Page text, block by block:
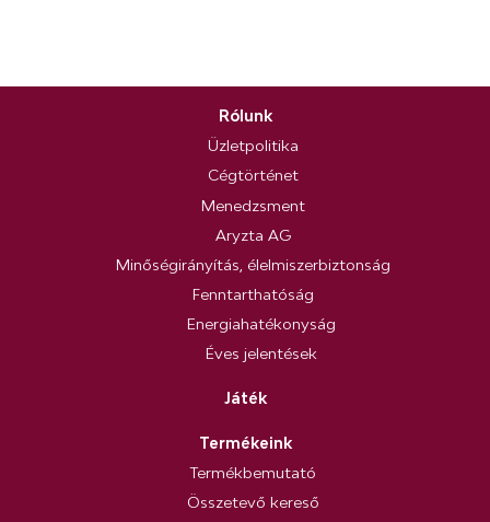
Rólunk
Üzletpolitika
Cégtörténet
Menedzsment
Aryzta AG
Minőségirányítás, élelmiszerbiztonság
Fenntarthatóság
Energiahatékonyság
Éves jelentések
Játék
Termékeink
Termékbemutató
Összetevő kereső